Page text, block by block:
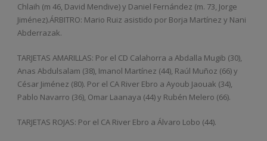
Chlaih (m 46, David Mendive) y Daniel Fernández (m. 73, Jorge
Jiménez).ÁRBITRO: Mario Ruiz asistido por Borja Martínez y Nani
Abderrazak.
TARJETAS AMARILLAS: Por el CD Calahorra a Abdalla Mugib (30),
Anas Abdulsalam (38), Imanol Martínez (44), Raúl Muñoz (66) y
César Jiménez (80). Por el CA River Ebro a Ayoub Jaouak (34),
Pablo Navarro (36), Omar Laanaya (44) y Rubén Melero (66).
TARJETAS ROJAS: Por el CA River Ebro a Álvaro Lobo (44).